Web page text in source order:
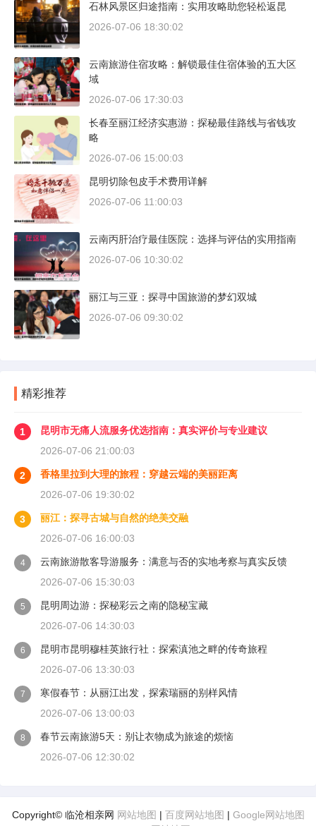
石林风景区归途指南：实用攻略助您轻松返昆
2026-07-06 18:30:02
云南旅游住宿攻略：解锁最佳住宿体验的五大区
域
2026-07-06 17:30:03
长春至丽江经济实惠游：探秘最佳路线与省钱攻
略
2026-07-06 15:00:03
昆明切除包皮手术费用详解
2026-07-06 11:00:03
云南丙肝治疗最佳医院：选择与评估的实用指南
2026-07-06 10:30:02
丽江与三亚：探寻中国旅游的梦幻双城
2026-07-06 09:30:02
精彩推荐
1
昆明市无痛人流服务优选指南：真实评价与专业建议
2026-07-06 21:00:03
2
香格里拉到大理的旅程：穿越云端的美丽距离
2026-07-06 19:30:02
3
丽江：探寻古城与自然的绝美交融
2026-07-06 16:00:03
4
云南旅游散客导游服务：满意与否的实地考察与真实反馈
2026-07-06 15:30:03
5
昆明周边游：探秘彩云之南的隐秘宝藏
2026-07-06 14:30:03
6
昆明市昆明穆桂英旅行社：探索滇池之畔的传奇旅程
2026-07-06 13:30:03
7
寒假春节：从丽江出发，探索瑞丽的别样风情
2026-07-06 13:00:03
8
春节云南旅游5天：别让衣物成为旅途的烦恼
2026-07-06 12:30:02
Copyright© 临沧相亲网 网站地图 | 百度网站地图 | Google网站地图